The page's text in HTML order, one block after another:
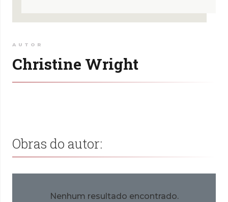
AUTOR
Christine Wright
Obras do autor:
Nenhum resultado encontrado.